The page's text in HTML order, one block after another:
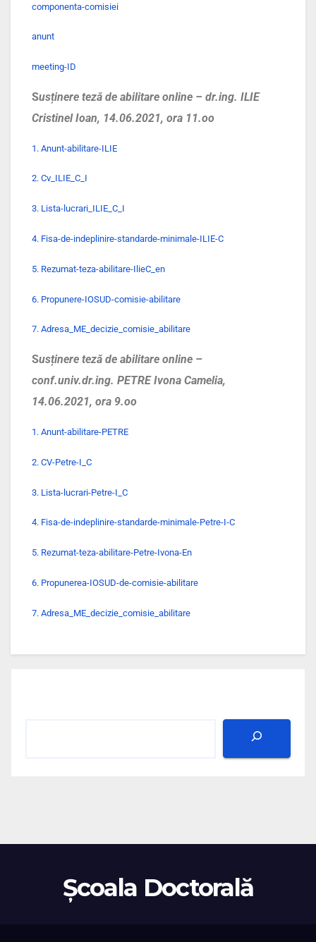
componenta-comisiei
anunt
meeting-ID
Susținere teză de abilitare online – dr.ing. ILIE
Cristinel Ioan, 14.06.2021, ora 11.oo
1. Anunt-abilitare-ILIE
2. Cv_ILIE_C_I
3. Lista-lucrari_ILIE_C_I
4. Fisa-de-indeplinire-standarde-minimale-ILIE-C
5. Rezumat-teza-abilitare-IlieC_en
6. Propunere-IOSUD-comisie-abilitare
7. Adresa_ME_decizie_comisie_abilitare
Susținere teză de abilitare online –
conf.univ.dr.ing. PETRE Ivona Camelia,
14.06.2021, ora 9.oo
1. Anunt-abilitare-PETRE
2. CV-Petre-I_C
3. Lista-lucrari-Petre-I_C
4. Fisa-de-indeplinire-standarde-minimale-Petre-I-C
5. Rezumat-teza-abilitare-Petre-Ivona-En
6. Propunerea-IOSUD-de-comisie-abilitare
7. Adresa_ME_decizie_comisie_abilitare
Școala Doctorală